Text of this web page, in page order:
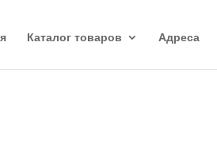
Каталог товаров Адреса